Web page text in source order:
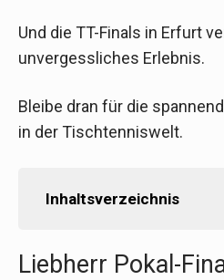
Und die TT-Finals in Erfurt
unvergessliches Erlebnis.
Bleibe dran für die
in der Tischtenniswelt.
Inhaltsverzeichnis
Liebherr Pokal-